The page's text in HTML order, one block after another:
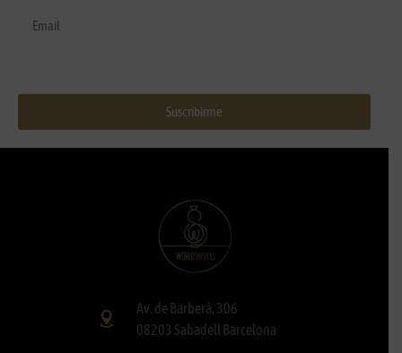
Suscribirme
Av. de Barberà, 306
08203 Sabadell Barcelona